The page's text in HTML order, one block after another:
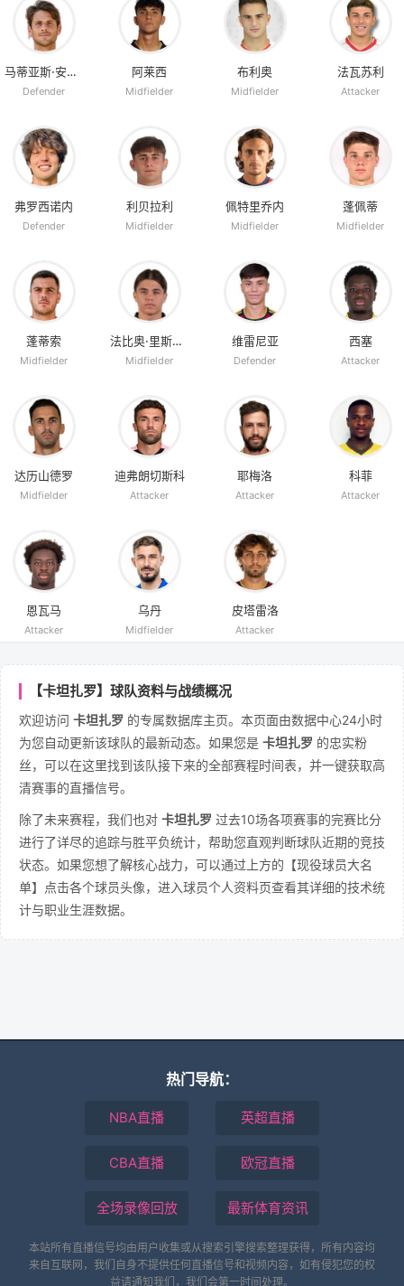
马蒂亚斯·安东尼尼
Defender
阿莱西
Midfielder
布利奥
Midfielder
法瓦苏利
Attacker
弗罗西诺内
Defender
利贝拉利
Midfielder
佩特里乔内
Midfielder
蓬佩蒂
Midfielder
蓬蒂索
Midfielder
法比奥·里斯波利
Midfielder
维雷尼亚
Defender
西塞
Attacker
达历山德罗
Midfielder
迪弗朗切斯科
Attacker
耶梅洛
Attacker
科菲
Attacker
恩瓦马
Attacker
乌丹
Midfielder
皮塔雷洛
Attacker
【卡坦扎罗】球队资料与战绩概况
欢迎访问 卡坦扎罗 的专属数据库主页。本页面由数据中心24小时
为您自动更新该球队的最新动态。如果您是 卡坦扎罗 的忠实粉
丝，可以在这里找到该队接下来的全部赛程时间表，并一键获取高
清赛事的直播信号。
除了未来赛程，我们也对 卡坦扎罗 过去10场各项赛事的完赛比分
进行了详尽的追踪与胜平负统计，帮助您直观判断球队近期的竞技
状态。如果您想了解核心战力，可以通过上方的【现役球员大名
单】点击各个球员头像，进入球员个人资料页查看其详细的技术统
计与职业生涯数据。
热门导航：
NBA直播 英超直播
CBA直播 欧冠直播
全场录像回放 最新体育资讯
本站所有直播信号均由用户收集或从搜索引擎搜索整理获得，所有内容均
来自互联网，我们自身不提供任何直播信号和视频内容，如有侵犯您的权
益请通知我们，我们会第一时间处理。